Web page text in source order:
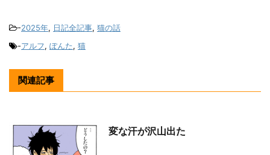
-2025年, 日記全記事, 猫の話
-アルフ, ぽんた, 猫
関連記事
変な汗が沢山出た